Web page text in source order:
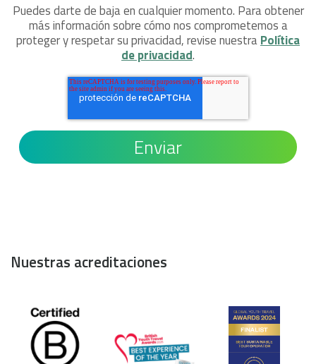
Puedes darte de baja en cualquier momento. Para obtener
más información sobre cómo nos comprometemos a
proteger y respetar su privacidad, revise nuestraPolítica
de privacidad.
Nuestras acreditaciones